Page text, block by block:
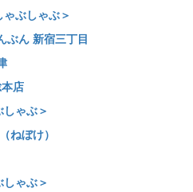
ぶしゃぶ＞
ぶん 新宿三丁目
店
ゃぶ＞
ねぼけ）
ゃぶ＞